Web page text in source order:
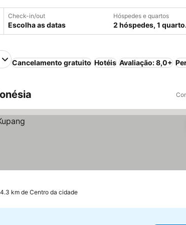
Check-in/out
Escolha as datas
Hóspedes e quartos
2 hóspedes, 1 quarto.
Cancelamento gratuito Hotéis Avaliação: 8,0+
km de Centro da cidade